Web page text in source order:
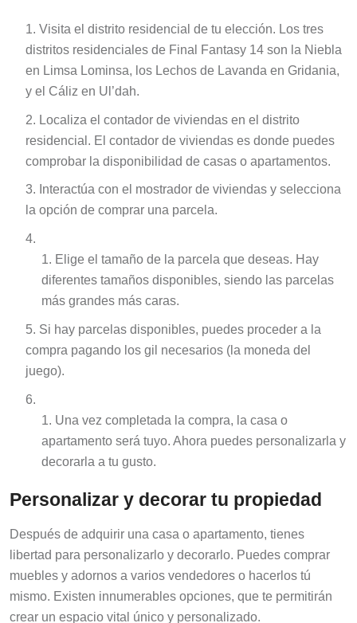
Visita el distrito residencial de tu elección. Los tres
distritos residenciales de Final Fantasy 14 son la Niebla
en Limsa Lominsa, los Lechos de Lavanda en Gridania,
y el Cáliz en Ul’dah.
Localiza el contador de viviendas en el distrito
residencial. El contador de viviendas es donde puedes
comprobar la disponibilidad de casas o apartamentos.
Interactúa con el mostrador de viviendas y selecciona
la opción de comprar una parcela.
Elige el tamaño de la parcela que deseas. Hay
diferentes tamaños disponibles, siendo las parcelas
más grandes más caras.
Si hay parcelas disponibles, puedes proceder a la
compra pagando los gil necesarios (la moneda del
juego).
Una vez completada la compra, la casa o
apartamento será tuyo. Ahora puedes personalizarla y
decorarla a tu gusto.
Personalizar y decorar tu propiedad
Después de adquirir una casa o apartamento, tienes
libertad para personalizarlo y decorarlo. Puedes comprar
muebles y adornos a varios vendedores o hacerlos tú
mismo. Existen innumerables opciones, que te permitirán
crear un espacio vital único y personalizado.